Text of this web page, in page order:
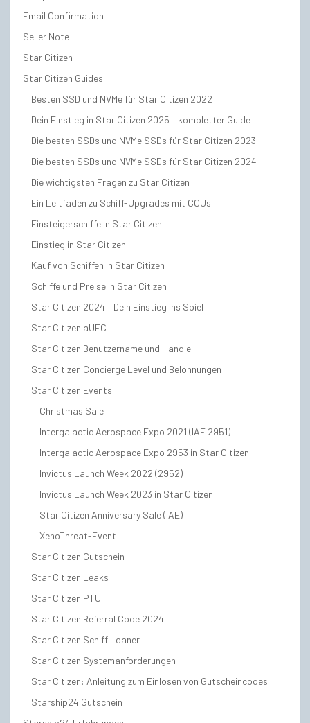
Email Confirmation
Seller Note
Star Citizen
Star Citizen Guides
Besten SSD und NVMe für Star Citizen 2022
Dein Einstieg in Star Citizen 2025 – kompletter Guide
Die besten SSDs und NVMe SSDs für Star Citizen 2023
Die besten SSDs und NVMe SSDs für Star Citizen 2024
Die wichtigsten Fragen zu Star Citizen
Ein Leitfaden zu Schiff-Upgrades mit CCUs
Einsteigerschiffe in Star Citizen
Einstieg in Star Citizen
Kauf von Schiffen in Star Citizen
Schiffe und Preise in Star Citizen
Star Citizen 2024 – Dein Einstieg ins Spiel
Star Citizen aUEC
Star Citizen Benutzername und Handle
Star Citizen Concierge Level und Belohnungen
Star Citizen Events
Christmas Sale
Intergalactic Aerospace Expo 2021 (IAE 2951)
Intergalactic Aerospace Expo 2953 in Star Citizen
Invictus Launch Week 2022 (2952)
Invictus Launch Week 2023 in Star Citizen
Star Citizen Anniversary Sale (IAE)
XenoThreat-Event
Star Citizen Gutschein
Star Citizen Leaks
Star Citizen PTU
Star Citizen Referral Code 2024
Star Citizen Schiff Loaner
Star Citizen Systemanforderungen
Star Citizen: Anleitung zum Einlösen von Gutscheincodes
Starship24 Gutschein